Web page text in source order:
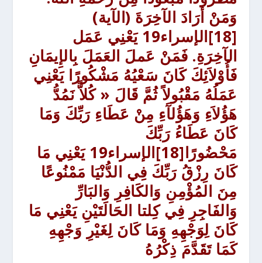
وَمَنْ أَرَادَ الآخِرَةَ (الآية)
[18]الإسراء19
يَعْنِي عَمَل
الآخِرَةِ. فَمَنْ عَملَ العَمَلَ بِالإِيمَانِ
فَأُوْلاَئِكَ كَانَ سَعْيُهُ مَشْكُورًا يَعْنِي
عَمَلُهُ مَقْبُولاً ثُمَّ قَالَ « كُلاًّ نَمُدُّ
هَؤُلاَءِ وَهَؤُلآَءِ مِنْ عَطَاءِ رَبِّكَ وَمَا
كَانَ عَطَاءُ رَبِّكَ
مَحْضُورًا[18]الإسراء19
يَعْنِي مَا
كَانَ رِزْقُ رَبِّكَ فِي الدُّنْيَا مَمْنُوعًا
مِنَ المُؤْمِنِ وَالكَافِرِ وَالبَارِّ
وَالفَاجِرِ فِي كِلتا الحَالَتَيْنِ يَعْنِي مَا
كَانَ لِوَجْهِهِ وَمَا كَانَ لِغَيْرِ وَجْهِهِ
كَمَا تَقَدَّمَ ذِكْرُهُ